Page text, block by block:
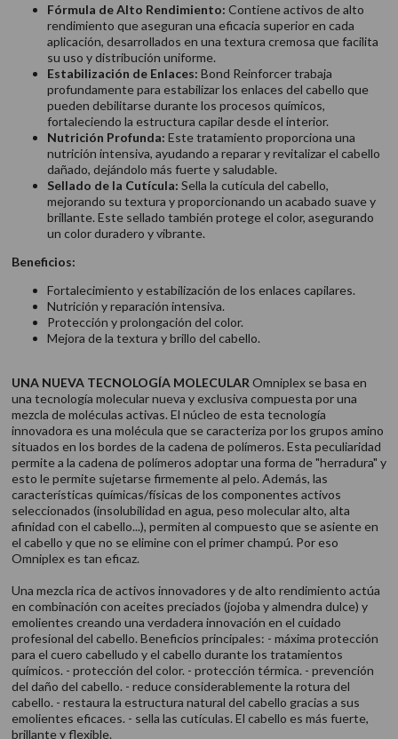
Fórmula de Alto Rendimiento: Contiene activos de alto
rendimiento que aseguran una eficacia superior en cada
aplicación, desarrollados en una textura cremosa que facilita
su uso y distribución uniforme.
Estabilización de Enlaces: Bond Reinforcer trabaja
profundamente para estabilizar los enlaces del cabello que
pueden debilitarse durante los procesos químicos,
fortaleciendo la estructura capilar desde el interior.
Nutrición Profunda: Este tratamiento proporciona una
nutrición intensiva, ayudando a reparar y revitalizar el cabello
dañado, dejándolo más fuerte y saludable.
Sellado de la Cutícula: Sella la cutícula del cabello,
mejorando su textura y proporcionando un acabado suave y
brillante. Este sellado también protege el color, asegurando
un color duradero y vibrante.
Beneficios:
Fortalecimiento y estabilización de los enlaces capilares.
Nutrición y reparación intensiva.
Protección y prolongación del color.
Mejora de la textura y brillo del cabello.
UNA NUEVA TECNOLOGÍA MOLECULAR Omniplex se basa en
una tecnología molecular nueva y exclusiva compuesta por una
mezcla de moléculas activas. El núcleo de esta tecnología
innovadora es una molécula que se caracteriza por los grupos amino
situados en los bordes de la cadena de polímeros. Esta peculiaridad
permite a la cadena de polímeros adoptar una forma de "herradura" y
esto le permite sujetarse firmemente al pelo. Además, las
características químicas/físicas de los componentes activos
seleccionados (insolubilidad en agua, peso molecular alto, alta
afinidad con el cabello...), permiten al compuesto que se asiente en
el cabello y que no se elimine con el primer champú. Por eso
Omniplex es tan eficaz.
Una mezcla rica de activos innovadores y de alto rendimiento actúa
en combinación con aceites preciados (jojoba y almendra dulce) y
emolientes creando una verdadera innovación en el cuidado
profesional del cabello. Beneficios principales: - máxima protección
para el cuero cabelludo y el cabello durante los tratamientos
químicos. - protección del color. - protección térmica. - prevención
del daño del cabello. - reduce considerablemente la rotura del
cabello. - restaura la estructura natural del cabello gracias a sus
emolientes eficaces. - sella las cutículas. El cabello es más fuerte,
brillante y flexible.